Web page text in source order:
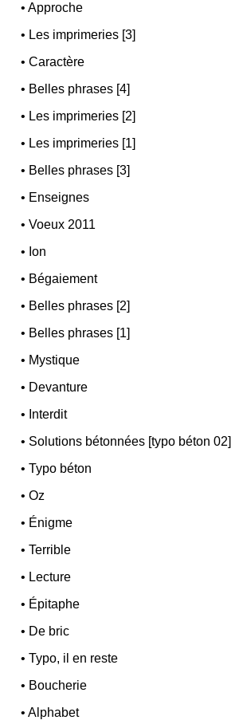
•Approche
• Les imprimeries [3]
•Caractère
• Belles phrases [4]
• Les imprimeries [2]
• Les imprimeries [1]
• Belles phrases [3]
• Enseignes
•Voeux 2011
• Ion
• Bégaiement
• Belles phrases [2]
• Belles phrases [1]
• Mystique
• Devanture
• Interdit
• Solutions bétonnées [typo béton 02]
•Typo béton
•Oz
• Énigme
•Terrible
• Lecture
• Épitaphe
• De bric
•Typo, il en reste
• Boucherie
•Alphabet